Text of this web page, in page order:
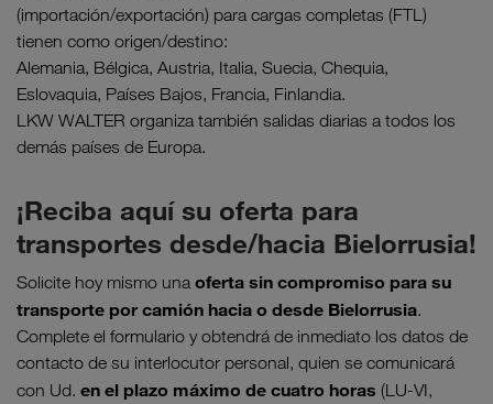
(importación/exportación) para cargas completas (FTL)
tienen como origen/destino:
Alemania, Bélgica, Austria, Italia, Suecia, Chequia,
Eslovaquia, Países Bajos, Francia, Finlandia.
LKW WALTER organiza también salidas diarias a todos los
demás países de Europa.
¡Reciba aquí su oferta para
transportes desde/hacia Bielorrusia!
Solicite hoy mismo una oferta sin compromiso para su
transporte por camión hacia o desde Bielorrusia.
Complete el formulario y obtendrá de inmediato los datos de
contacto de su interlocutor personal, quien se comunicará
con Ud. en el plazo máximo de cuatro horas (LU-VI,